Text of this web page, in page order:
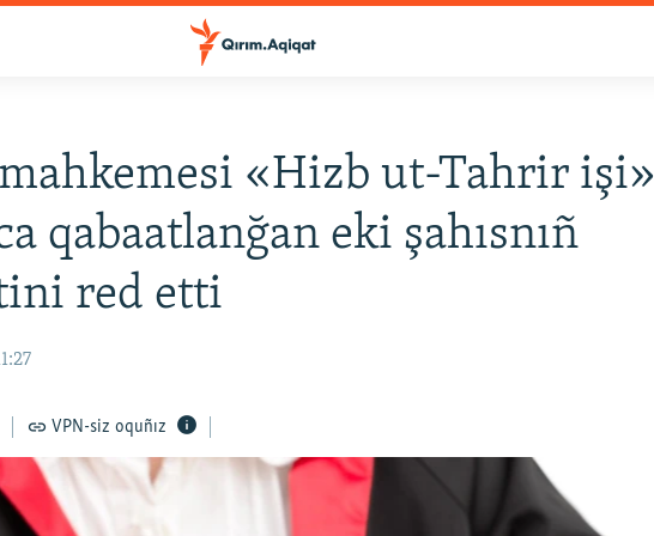
mahkemesi «Hizb ut-Tahrir işi»
qabaatlanğan eki şahısnıñ
red etti
VPN-siz oquñız